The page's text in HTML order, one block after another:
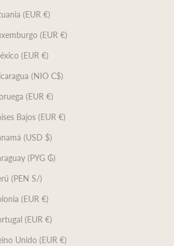
(EUR €)
(EUR €)
(EUR €)
(NIO C$)
(EUR €)
Bajos (EUR €)
(USD $)
(PYG ₲)
(PEN S/)
(EUR €)
(EUR €)
Unido (EUR €)